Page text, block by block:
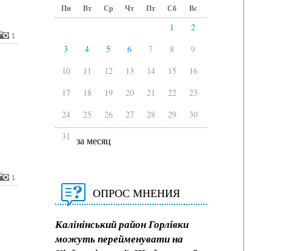
1
1
Пн Вт Ср Чт Пт Сб Вс
1
2
3
4 5 6 7 8
9
10
11 12 13 14 15
16
17
18 19 20 21 22
23
24
25 26 27 28 29
30
31
за месяц
ОПРОС МНЕНИЯ
Калінінський район Горлівки
можуть перейменувати на